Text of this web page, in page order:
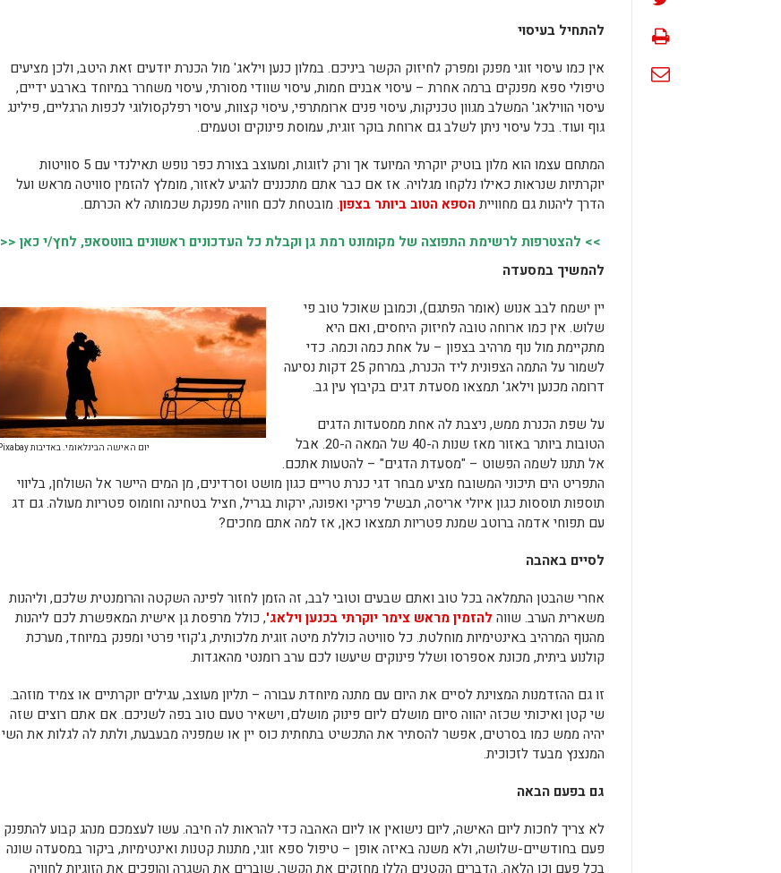
להתחיל בעיסוי
אין כמו עיסוי זוגי מפנק ומפרק לחיזוק הקשר ביניכם. במלון כנען וילאג' מול הכנרת יודעים זאת היטב, ולכן מציעים
טיפולי ספא מפנקים ברמה אחרת – עיסוי אבנים חמות, עיסוי שוודי מסורתי, עיסוי משחרר במיוחד בארבע ידיים,
עיסוי הווילאג' המשלב מגוון טכניקות, עיסוי פנים ארומתרפי, עיסוי קצוות, עיסוי רפלקסולוגי לכפות הרגליים, פילינג
גוף ועוד. בכל עיסוי ניתן לשלב גם ארוחת בוקר זוגית, עמוסת פינוקים וטעמים.
המתחם עצמו הוא מלון בוטיק יוקרתי המיועד אך ורק לזוגות, ומעוצב בצורת כפר נופש תאילנדי עם 5 סוויטות
יוקרתיות שנראות כאילו נלקחו מגלויה. אז אם כבר אתם מתכננים להגיע לאזור, מומלץ להזמין סוויטה מראש ועל
הדרך ליהנות גם מחווייתהספא הטוב ביותר בצפון. מובטחת לכם חוויה מפנקת שכמותה לא הכרתם.
>> להצטרפות לרשימת התפוצה של מקומונט רמת גן וקבלת כל העדכונים ראשונים בווטסאפ, לחץ/י כאן <<
להמשיך במסעדה
יום האישה הבינלאומי. באדיבות Pixabay
יין ישמח לבב אנוש (אומר הפתגם), וכמובן שאוכל טוב פי
שלוש. אין כמו ארוחה טובה לחיזוק היחסים, ואם היא
מתקיימת מול נוף מרהיב בצפון – על אחת כמה וכמה. כדי
לשמור על התמה הצפונית ליד הכנרת, במרחק 25 דקות נסיעה
דרומה מכנען וילאג' תמצאו מסעדת דגים בקיבוץ עין גב.
על שפת הכנרת ממש, ניצבת לה אחת ממסעדות הדגים
הטובות ביותר באזור מאז שנות ה-40 של המאה ה-20. אבל
אל תתנו לשמה הפשוט – "מסעדת הדגים" – להטעות אתכם.
התפריט הים תיכוני המשובח מציע מבחר דגי כנרת טריים כגון מושט וסרדינים, מן המים היישר אל השולחן, בליווי
תוספות תוססות כגון איולי אריסה, תבשיל פריקי ואפונה, ירקות בגריל, חציל בטחינה וחומוס פטריות מעולה. גם דג
עם תפוחי אדמה ברוטב שמנת פטריות תמצאו כאן, אז למה אתם מחכים?
לסיים באהבה
אחרי שהבטן התמלאה בכל טוב ואתם שבעים וטובי לבב, זה הזמן לחזור לפינה השקטה והרומנטית שלכם, וליהנות
משארית הערב. שווה להזמין מראש צימר יוקרתי בכנען וילאג', כולל מרפסת גן אישית המאפשרת לכם ליהנות
מהנוף המרהיב באינטימיות מוחלטת. כל סוויטה כוללת מיטה זוגית מלכותית, ג'קוזי פרטי ומפנק במיוחד, מערכת
קולנוע ביתית, מכונת אספרסו ושלל פינוקים שיעשו לכם ערב רומנטי מהאגדות.
זו גם ההזדמנות המצוינת לסיים את היום עם מתנה מיוחדת עבורה – תליון מעוצב, עגילים יוקרתיים או צמיד מוזהב.
שי קטן ואיכותי שכזה יהווה סיום מושלם ליום פינוק מושלם, וישאיר טעם טוב בפה לשניכם. אם אתם רוצים שזה
יהיה ממש כמו בסרטים, אפשר להסתיר את התכשיט בתחתית כוס יין או שמפניה מבעבעת, ולתת לה לגלות את השי
המנצנץ מבעד לזכוכית.
גם בפעם הבאה
לא צריך לחכות ליום האישה, ליום נישואין או ליום האהבה כדי להראות לה חיבה. עשו לעצמכם מנהג קבוע להתפנק
פעם בחודשיים-שלושה, ולא משנה באיזה אופן – טיפול ספא זוגי, מתנות קטנות ואינטימיות, ביקור במסעדה שונה
בכל פעם וכן הלאה. הדברים הקטנים הללו מחזקים את הקשר, שוברים את השגרה והופכים את הזוגיות לחוויה